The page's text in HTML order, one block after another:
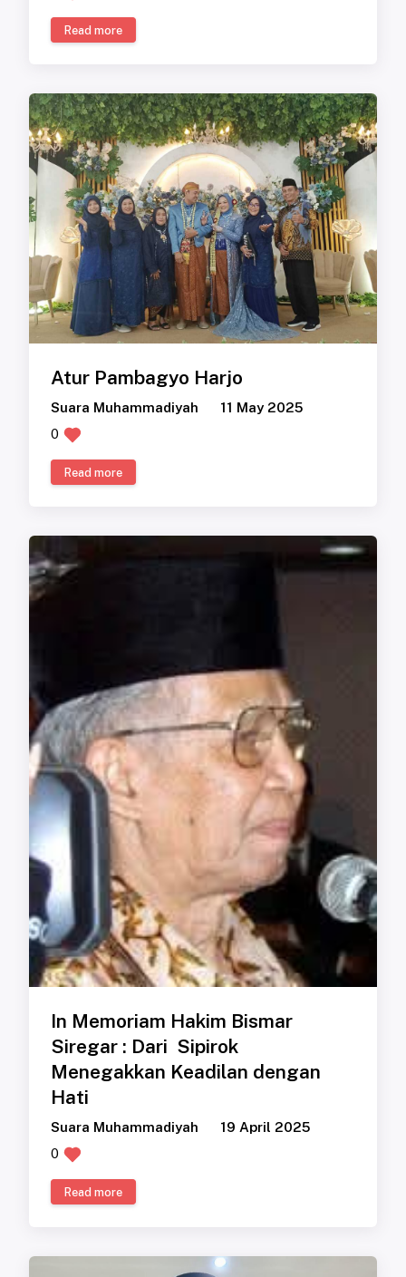
Read more
Atur Pambagyo Harjo
Suara Muhammadiyah
11 May 2025
0
Read more
In Memoriam Hakim Bismar
Siregar : Dari Sipirok
Menegakkan Keadilan dengan
Hati
Suara Muhammadiyah
19 April 2025
0
Read more